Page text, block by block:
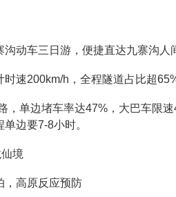
动车三日游，便捷直达九寨沟人
速200km/h，全程隧道占比超
，单边堵车率达47%，大巴车限
边要7-8小时。
境
，高原反应预防